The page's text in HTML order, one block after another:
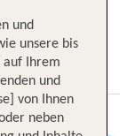
Service
und
unsere bis
auf Ihrem
und
von Ihnen
neben